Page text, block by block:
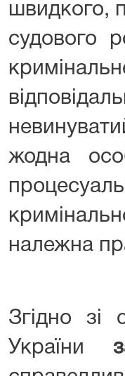
швидкого,
судового
жодна
належна
Згідно зі
України